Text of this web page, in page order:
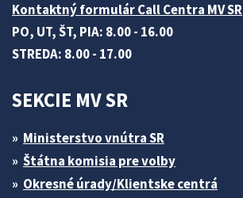
Kontaktný formulár Call Centra MV SR
PO, UT, ŠT, PIA: 8.00 - 16.00
STREDA: 8.00 - 17.00
SEKCIE MV SR
Ministerstvo vnútra SR
Štátna komisia pre volby
Okresné úrady/Klientske centrá